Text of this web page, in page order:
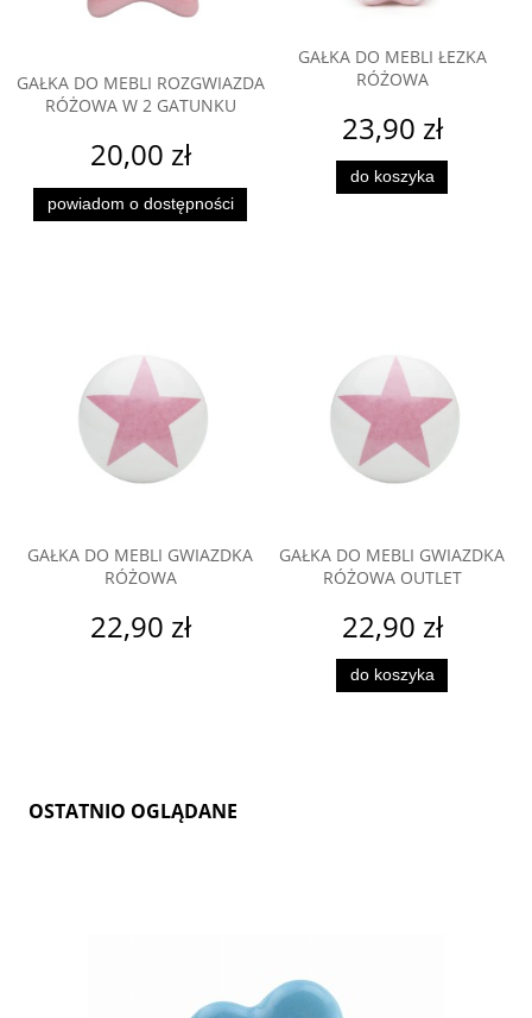
GAŁKA DO MEBLI ROZGWIAZDA
RÓŻOWA W 2 GATUNKU
20,00 zł
powiadom o dostępności
GAŁKA DO MEBLI ŁEZKA
RÓŻOWA
23,90 zł
do koszyka
GAŁKA DO MEBLI GWIAZDKA
RÓŻOWA
22,90 zł
GAŁKA DO MEBLI GWIAZDKA
RÓŻOWA OUTLET
22,90 zł
do koszyka
OSTATNIO OGLĄDANE